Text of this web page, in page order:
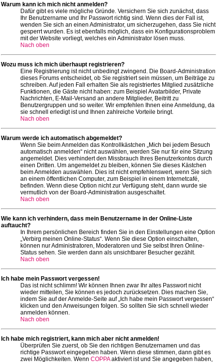
Warum kann ich mich nicht anmelden?
Dafür gibt es viele mögliche Gründe. Versichern Sie sich zunächst, dass
Ihr Benutzername und Ihr Passwort richtig sind. Wenn dies der Fall ist,
wenden Sie sich an einen Administrator, um sicherzugehen, dass Sie nicht
gesperrt wurden. Es ist ebenfalls möglich, dass ein Konfigurationsproblem
mit der Website vorliegt, welches ein Administrator lösen muss.
Nach oben
Wozu muss ich mich überhaupt registrieren?
Eine Registrierung ist nicht unbedingt zwingend. Die Board-Administration
dieses Forums entscheidet, ob Sie registriert sein müssen, um Beiträge zu
schreiben. Auf jeden Fall erhalten Sie als registriertes Mitglied zusätzliche
Funktionen, die Gäste nicht haben: zum Beispiel Avatarbilder, Private
Nachrichten, E-Mail-Versand an andere Mitglieder, Beitritt zu
Benutzergruppen und so weiter. Wir empfehlen Ihnen eine Anmeldung, da
sie schnell erledigt ist und Ihnen zahlreiche Vorteile bringt.
Nach oben
Warum werde ich automatisch abgemeldet?
Wenn Sie beim Anmelden das Kontrollkästchen „Mich bei jedem Besuch
automatisch anmelden“ nicht auswählen, werden Sie nur für eine Sitzung
angemeldet. Dies verhindert den Missbrauch Ihres Benutzerkontos durch
einen Dritten. Um angemeldet zu bleiben, können Sie dieses Kästchen
beim Anmelden auswählen. Dies ist nicht empfehlenswert, wenn Sie sich
an einem öffentlichen Computer, zum Beispiel in einem Internetcafé,
befinden. Wenn diese Option nicht zur Verfügung steht, dann wurde sie
vermutlich von der Board-Administration ausgeschaltet.
Nach oben
Wie kann ich verhindern, dass mein Benutzername in der Online-Liste
auftaucht?
In Ihrem persönlichen Bereich finden Sie in den Einstellungen eine Option
„Verbirg meinen Online-Status“. Wenn Sie diese Option einschalten,
können nur Administratoren, Moderatoren und Sie selbst Ihren Online-
Status sehen. Sie werden dann als unsichtbarer Besucher gezählt.
Nach oben
Ich habe mein Passwort vergessen!
Das ist nicht schlimm! Wir können Ihnen zwar Ihr altes Passwort nicht
wieder mitteilen, Sie können es jedoch zurücksetzen. Dies machen Sie,
indem Sie auf der Anmelde-Seite auf „Ich habe mein Passwort vergessen“
klicken und den Anweisungen folgen. So sollten Sie sich schnell wieder
anmelden können.
Nach oben
Ich habe mich registriert, kann mich aber nicht anmelden!
Überprüfen Sie zuerst, ob Sie den richtigen Benutzernamen und das
richtige Passwort eingegeben haben. Wenn diese stimmen, dann gibt es
zwei Möglichkeiten. Wenn COPPAaktiviert ist und Sie angegeben haben,